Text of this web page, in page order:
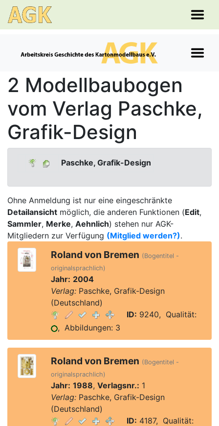
2 Modellbaubogen
vom Verlag Paschke,
Grafik-Design
Paschke, Grafik-Design
Ohne Anmeldung ist nur eine eingeschränkte
Detailansicht möglich, die anderen Funktionen (Edit,
Sammler, Merke, Aehnlich) stehen nur AGK-
Mitgliedern zur Verfügung (Mitglied werden?).
Roland von Bremen (Bogentitel -
originalsprachlich)
Jahr: 2004
Verlag:Paschke, Grafik-Design
(Deutschland)
ID: 9240, Qualität:
, Abbildungen: 3
Roland von Bremen (Bogentitel -
originalsprachlich)
Jahr: 1988, Verlagsnr.: 1
Verlag:Paschke, Grafik-Design
(Deutschland)
ID: 4187, Qualität: